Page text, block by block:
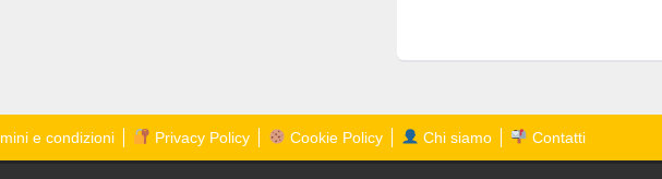
e condizioni Privacy Policy Cookie Policy Chi siamo Contatti